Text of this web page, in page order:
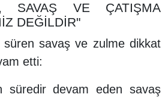
SAVAŞ VE ÇATIŞMA
DEĞİLDİR"
süren savaş ve zulme dikkat
etti:
süredir devam eden savaş